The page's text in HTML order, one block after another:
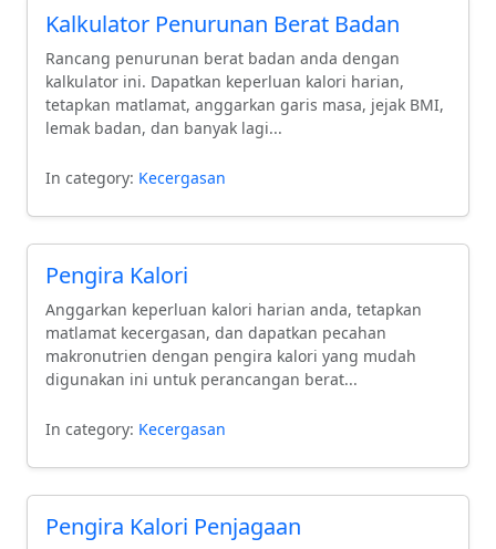
Kalkulator Penurunan Berat Badan
Rancang penurunan berat badan anda dengan
kalkulator ini. Dapatkan keperluan kalori harian,
tetapkan matlamat, anggarkan garis masa, jejak BMI,
lemak badan, dan banyak lagi...
In category: Kecergasan
Pengira Kalori
Anggarkan keperluan kalori harian anda, tetapkan
matlamat kecergasan, dan dapatkan pecahan
makronutrien dengan pengira kalori yang mudah
digunakan ini untuk perancangan berat...
In category: Kecergasan
Pengira Kalori Penjagaan